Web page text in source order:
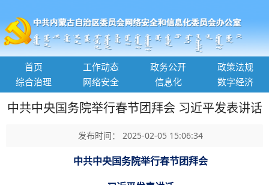
首页 工作动态 政务公开
政策法规
综合治理
网络安全 信息化 数字经济
中共中央国务院举行春节团拜会 习近平发表讲话
发布时间： 2025-02-05 15:06:34
中共中央国务院举行春节团拜会